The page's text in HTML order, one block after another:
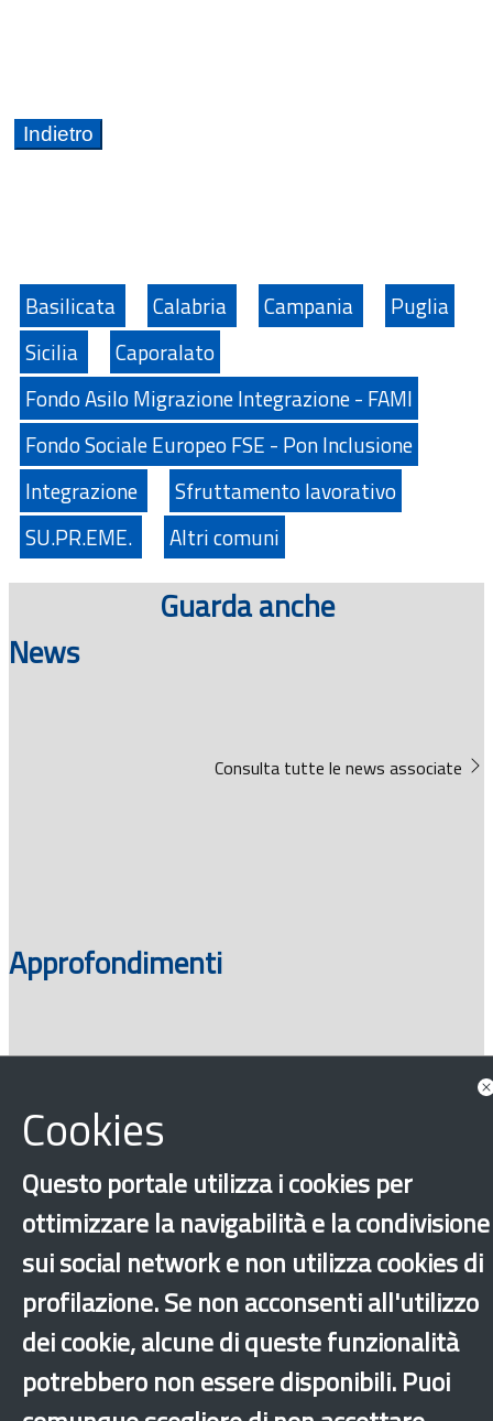
Basilicata Calabria Campania
Puglia
Sicilia
Caporalato
Fondo Asilo Migrazione Integrazione - FAMI
Fondo Sociale Europeo FSE - Pon Inclusione
Integrazione
Sfruttamento lavorativo
SU.PR.EME.
Altri comuni
Guarda anche
News
Consulta tutte le news associate
Approfondimenti
›×
Cookies
Questo portale utilizza i cookies per
ottimizzare la navigabilità e la condivisione
sui social network e non utilizza cookies di
profilazione. Se non acconsenti all'utilizzo
dei cookie, alcune di queste funzionalità
potrebbero non essere disponibili. Puoi
Sito archeologico